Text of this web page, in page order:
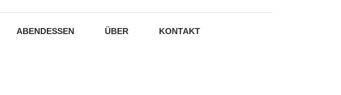
ABENDESSEN ÜBER KONTAKT